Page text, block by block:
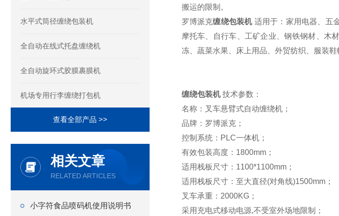
水平式筒径缠绕包装机
全自动在线式托盘缠绕机
全自动旋环式胶膜裹膜机
机场专用行李缠绕打包机
查看全部产品 >>
相关文章
RELATED ARTICLES
小字符食品喷码机使用说明书
搬运的限制。
罗博派克缠绕包装机 适用于：家用电器、五
摩托车、自行车、工矿企业、钢铁钢材、木
冻、蔬菜水果、床上用品、外贸纺织、服装
缠绕包装机 技术参数：
名称：叉车悬臂式自动缠绕机；
品牌：罗博派克；
控制系统：PLC一体机；
有效包装高度：1800mm；
适用栈板尺寸：1100*1100mm；
适用栈板尺寸：至大直径(对角线)1500mm；
叉车承重：2000KG；
采用充电式移动电源,不受室外场地限制；